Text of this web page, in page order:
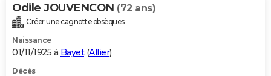
Odile JOUVENCON (72 ans)
Créer une cagnotte obsèques
Naissance
01/11/1925 à Bayet(Allier)
Décès